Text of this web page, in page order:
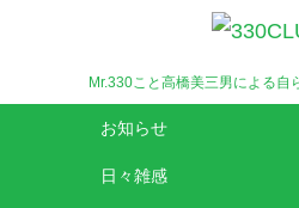
Mr.330こと高橋美三男による自
お知らせ
日々雑感